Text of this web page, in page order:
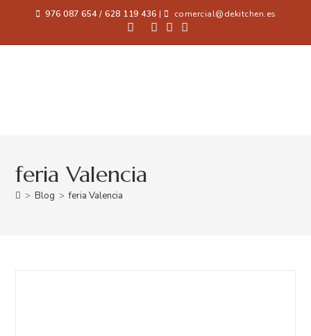
976 087 654 / 628 119 436 | comercial@dekitchen.es
feria Valencia
> Blog > feria Valencia